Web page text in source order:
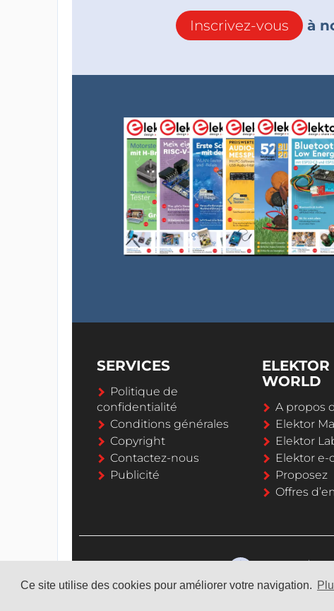
Ce site utilise des cookies pour améliorer votre navigation.
Inscrivez-vous à
SERVICES
Politique de
confidentialité
Conditions générales
Copyright
Contactez-nous
Publicité
ELEKTOR
WORLD
A propos
Elektor
Elektor
Elektor e-
Proposez
Offres